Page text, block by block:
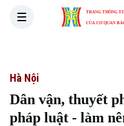
TRANG THÔNG
CỦA CƠ QUAN
Hà Nội
Dân vận, thuyết
pháp luật - làm